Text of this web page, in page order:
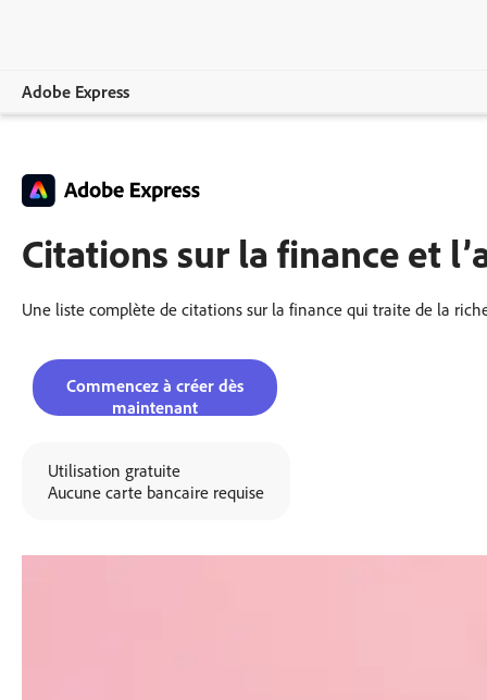
Adobe Express
Création
Modification
Entreprises
Comparer les formules
Citations sur la finance et
Une liste complète de citations sur la finance qui traite de la
Commencez à créer dès
maintenant
Utilisation gratuite
Aucune carte bancaire requise